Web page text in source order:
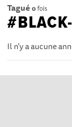
Tagué 0fois
Il n'y a aucune